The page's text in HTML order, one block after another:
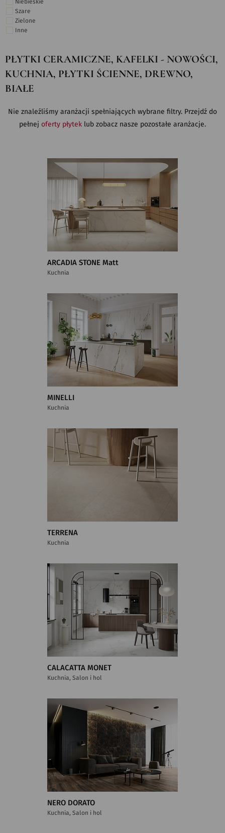
Niebieskie
Szare
Zielone
Inne
PŁYTKI CERAMICZNE, KAFELKI - NOWOŚCI,
KUCHNIA, PŁYTKI ŚCIENNE, DREWNO,
BIAŁE
Nie znaleźliśmy aranżacji spełniających wybrane filtry. Przejdź do
pełnej oferty płytek lub zobacz nasze pozostałe aranżacje.
ARCADIA STONE Matt
Kuchnia
MINELLI
Kuchnia
TERRENA
Kuchnia
CALACATTA MONET
Kuchnia, Salon i hol
NERO DORATO
Kuchnia, Salon i hol